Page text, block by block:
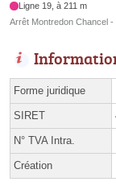
Ligne 19, à 211 m
Arrêt Montredon Chancel
Forme juridique
SIRET
N° TVA Intra.
Création